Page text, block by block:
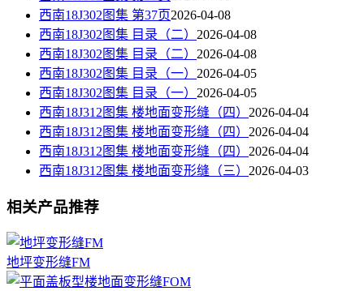
西南18J302图集 第37页2026-04-08
西南18J302图集 目录（二） 2026-04-08
西南18J302图集 目录（二） 2026-04-08
西南18J302图集 目录（一） 2026-04-05
西南18J302图集 目录（一） 2026-04-05
西南18J312图集 楼地面变形缝（四） 2026-04-04
西南18J312图集 楼地面变形缝（四） 2026-04-04
西南18J312图集 楼地面变形缝（四） 2026-04-04
西南18J312图集 楼地面变形缝（三） 2026-04-03
相关产品推荐
地坪变形缝FM